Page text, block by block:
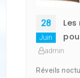
28
Juin
admin
Réveils